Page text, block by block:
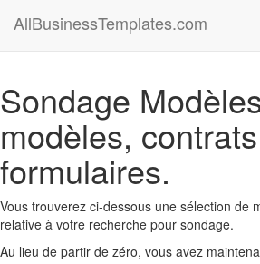
AllBusinessTemplates.com
Sondage
modèles,
formulaires.
Vous trouverez ci-dessous une sélection de
relative à votre recherche pour sondage.
Au lieu de partir de zéro, vous avez